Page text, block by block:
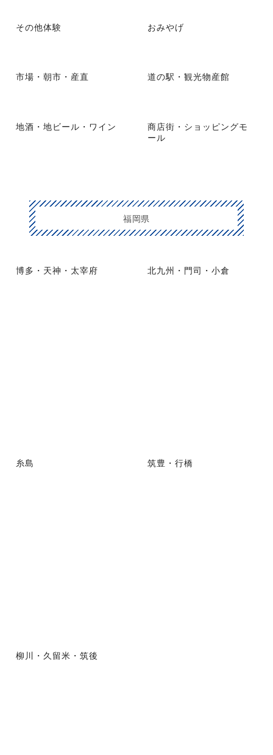
その他体験 おみやげ
市場・朝市・産直 道の駅・観光物産館
地酒・地ビール・ワイン
商店街・ショッピングモ
ール
福岡県
博多・天神・太宰府 北九州・門司・小倉
糸島 筑豊・行橋
柳川・久留米・筑後